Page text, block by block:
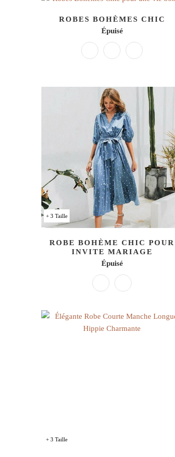
ROBES BOHÈMES CHIC
Épuisé
+ 3 Taille
ROBE BOHÈME CHIC POUR
INVITE MARIAGE
Épuisé
+ 3 Taille